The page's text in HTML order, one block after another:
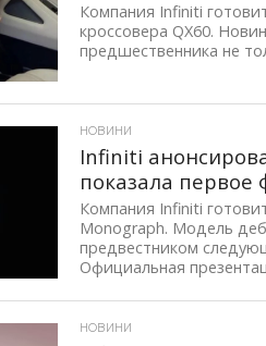
Компания Infiniti
кроссовера QX60.
предшественника не
НОВИНИ
Infiniti
показала первое
Компания Infiniti
Monograph. Модель
предвестником
Официальная
НОВИНИ